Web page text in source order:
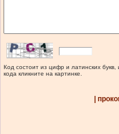
Код состоит из цифр и латинских
кода кликните на картинке.
|